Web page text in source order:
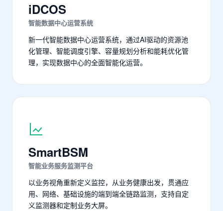
iDCOS
智能数据中心运营系统
新一代智能数据中心运营系统，通过AI驱动的资源池
化管理、智能调度引擎、容量规划分析和能耗优化管
理，实现数据中心的全面智能化运营。
SmartBSM
智能业务服务监测平台
以业务视角重新定义监控，从业务健康出发，贯通应
用、网络、基础设施的端到端全链路监测，支持自定
义监测器和定制业务大屏。